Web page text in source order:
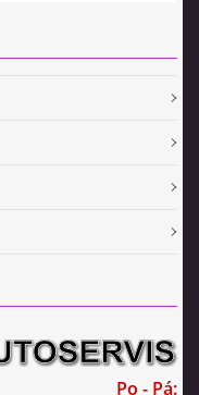
Po - Pá: